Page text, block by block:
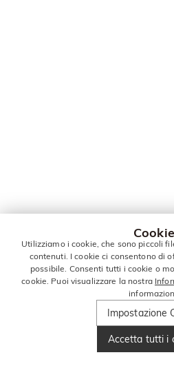
Cookie
Utilizziamo i cookie, che sono piccoli
contenuti. I cookie ci consentono di
possibile. Consenti tutti i cookie o
cookie. Puoi visualizzare la nostra
Impostazione
Accetta tutti i